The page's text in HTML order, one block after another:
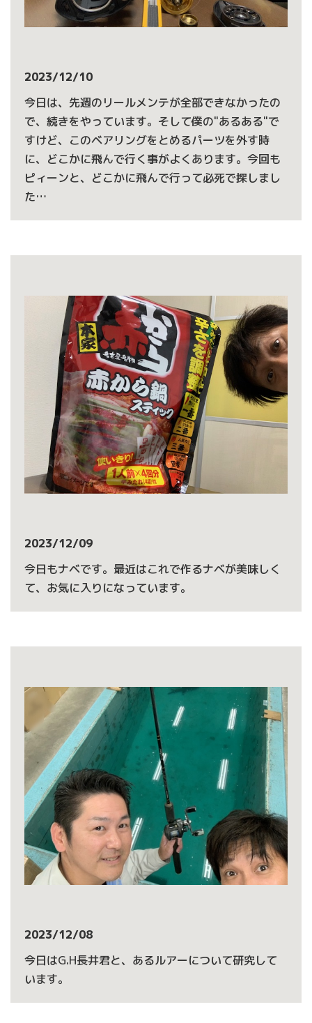
2023/12/10
今日は、先週のリールメンテが全部できなかったの
で、続きをやっています。そして僕の"あるある"で
すけど、このベアリングをとめるパーツを外す時
に、どこかに飛んで行く事がよくあります。今回も
ピィーンと、どこかに飛んで行って必死で探しまし
た…
2023/12/09
今日もナベです。最近はこれで作るナベが美味しく
て、お気に入りになっています。
2023/12/08
今日はG.H長井君と、あるルアーについて研究して
います。